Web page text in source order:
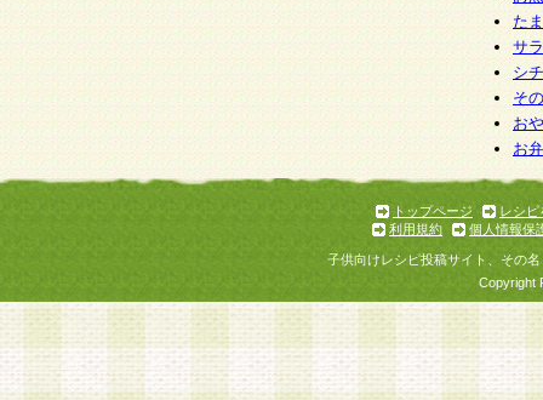
た
サ
シ
そ
お
お
トップページ
レシピ
利用規約
個人情報保
子供向けレシピ投稿サイト、その
Copyright